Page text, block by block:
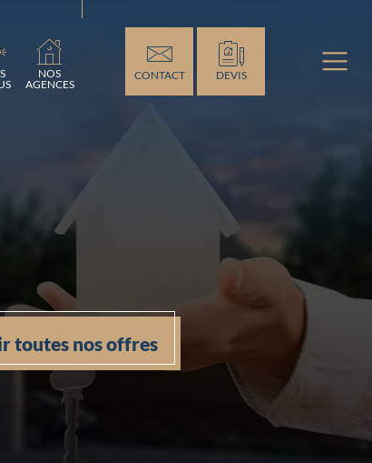
NOS
AGENCES
CONTACT DEVIS
toutes nos offres